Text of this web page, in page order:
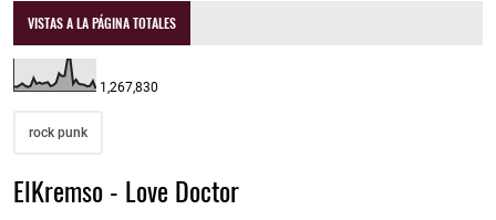
VISTAS A LA PÁGINA TOTALES
1,267,830
rock punk
ElKremso - Love Doctor